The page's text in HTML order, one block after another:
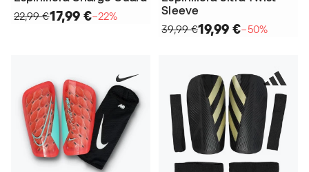
22,99 €17,99 €−22%
Sleeve
39,99 €19,99 €−50%